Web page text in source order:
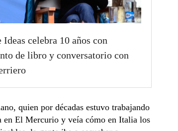
Ideas celebra 10 años con
de libro y conversatorio con
quien por décadas estuvo trabajando
en El Mercurio y veía cómo en Italia los